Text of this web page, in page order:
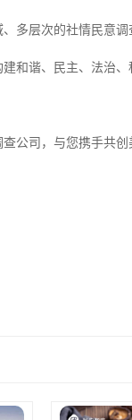
多层次的社情民意
和谐、民主、法治
公司，与您携手共创